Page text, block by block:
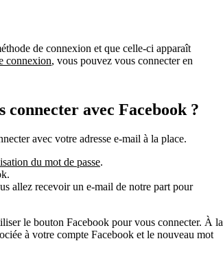
de connexion et que celle-ci apparaît
connexion, vous pouvez vous connecter en
connecter avec Facebook ?
avec votre adresse e-mail à la place.
du mot de passe.
allez recevoir un e-mail de notre part pour
le bouton Facebook pour vous connecter. À la
à votre compte Facebook et le nouveau mot